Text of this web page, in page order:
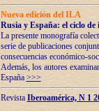
Nueva edición del ILA
Rusia y España: el ciclo
La presente monografía
serie de publicaciones
consecuencias económico-
Además, los autores
España >>>
Revista Iberoamérica, N 1